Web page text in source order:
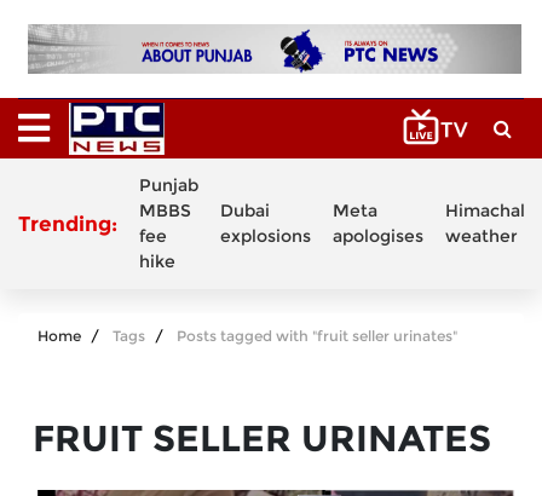
Trending:
Punjab
MBBS
fee
hike
Dubai
explosions
Meta
apologises
Himachal
weather
Home Tags Posts tagged with "fruit seller urinates"
FRUIT SELLER URINATES